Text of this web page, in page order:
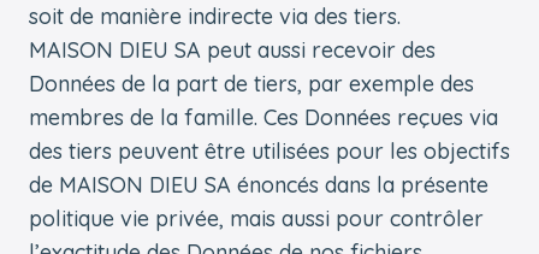
soit de manière indirecte via des tiers.
MAISON DIEU SA peut aussi recevoir des
Données de la part de tiers, par exemple des
membres de la famille. Ces Données reçues via
des tiers peuvent être utilisées pour les objectifs
de MAISON DIEU SA énoncés dans la présente
politique vie privée, mais aussi pour contrôler